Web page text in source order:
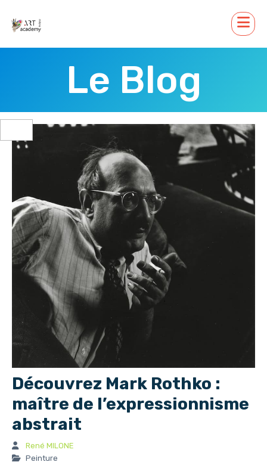
Le Blog
Découvrez Mark Rothko :
maître de l’expressionnisme
abstrait
René MILONE
Peinture